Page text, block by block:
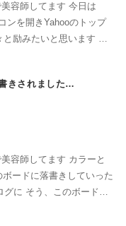
容師してます 今日は
ンを開きYahooのトップ
励みたいと思います ら
きされました…
容師してます カラーと
ードに落書きしていった
に そう、このボード…